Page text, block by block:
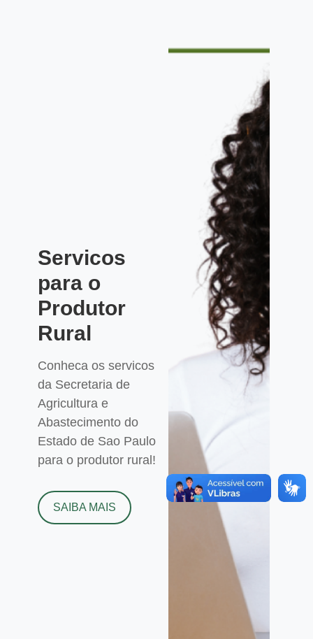
Servicos
para o
Produtor
Rural
Conheca os servicos
da Secretaria de
Agricultura e
Abastecimento do
Estado de Sao Paulo
para o produtor rural!
SAIBA MAIS